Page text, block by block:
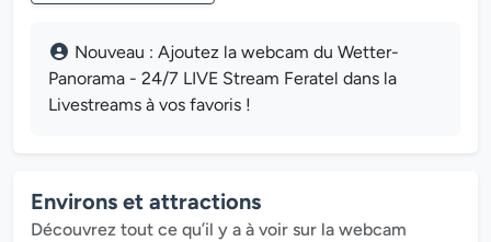
Nouveau : Ajoutez la webcam du Wetter-
Panorama - 24/7 LIVE Stream Feratel dans la
Livestreams à vos favoris !
Environs et attractions
Découvrez tout ce qu’il y a à voir sur la webcam